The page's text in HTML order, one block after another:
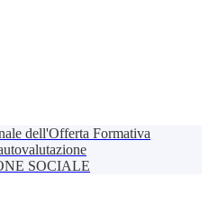
dell'Offerta Formativa
SOCIALE